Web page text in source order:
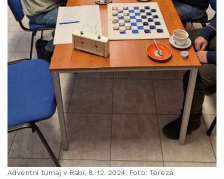
Adventní turnaj v Rabí, 8. 12. 2024. Foto: Tereza